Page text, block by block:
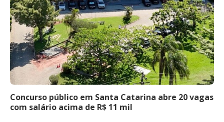
Concurso público em Santa Catarina abre 20 vagas
com salário acima de R$ 11 mil